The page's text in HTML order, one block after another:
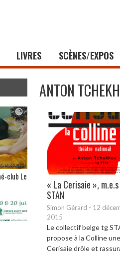
LIVRES SCÈNES/EXPOS
ANTON
« La Cerisaie »,
STAN
Simon Gérard - 12
2015
Le collectif belge tg
propose à la Colline une
Cerisaie drôle et
club Le